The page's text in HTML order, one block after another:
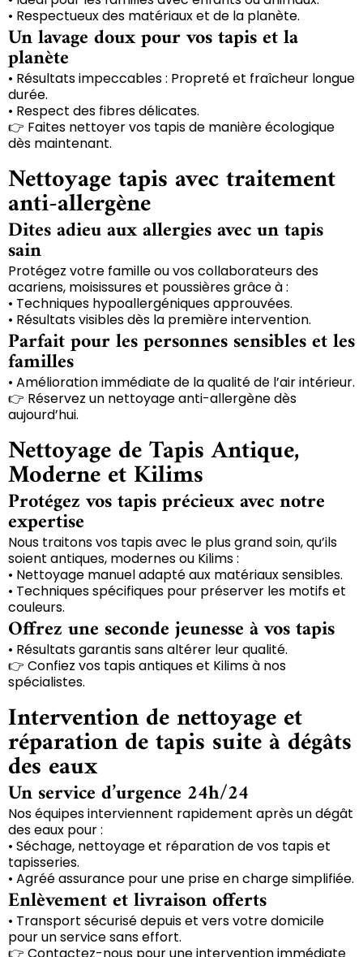
• Respectueux des matériaux et de la planète.
Un lavage doux pour vos tapis et la
planète
• Résultats impeccables : Propreté et fraîcheur longue
durée.
• Respect des fibres délicates.
👉 Faites nettoyer vos tapis de manière écologique
dès maintenant.
Nettoyage tapis avec traitement
anti-allergène
Dites adieu aux allergies avec un tapis
sain
Protégez votre famille ou vos collaborateurs des
acariens, moisissures et poussières grâce à :
• Techniques hypoallergéniques approuvées.
• Résultats visibles dès la première intervention.
Parfait pour les personnes sensibles et les
familles
• Amélioration immédiate de la qualité de l’air intérieur.
👉 Réservez un nettoyage anti-allergène dès
aujourd’hui.
Nettoyage de Tapis Antique,
Moderne et Kilims
Protégez vos tapis précieux avec notre
expertise
Nous traitons vos tapis avec le plus grand soin, qu’ils
soient antiques, modernes ou Kilims :
• Nettoyage manuel adapté aux matériaux sensibles.
• Techniques spécifiques pour préserver les motifs et
couleurs.
Offrez une seconde jeunesse à vos tapis
• Résultats garantis sans altérer leur qualité.
👉 Confiez vos tapis antiques et Kilims à nos
spécialistes.
Intervention de nettoyage et
réparation de tapis suite à dégâts
des eaux
Un service d’urgence 24h/24
Nos équipes interviennent rapidement après un dégât
des eaux pour :
• Séchage, nettoyage et réparation de vos tapis et
tapisseries.
• Agréé assurance pour une prise en charge simplifiée.
Enlèvement et livraison offerts
• Transport sécurisé depuis et vers votre domicile
pour un service sans effort.
👉 Contactez-nous pour une intervention immédiate